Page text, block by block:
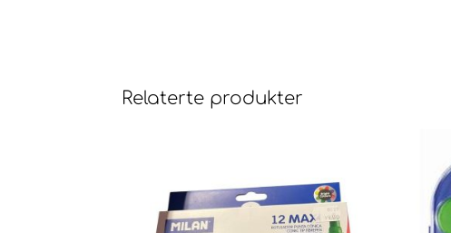
Relaterte produkter